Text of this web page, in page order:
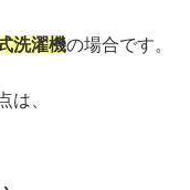
洗濯機の場合です。
は、